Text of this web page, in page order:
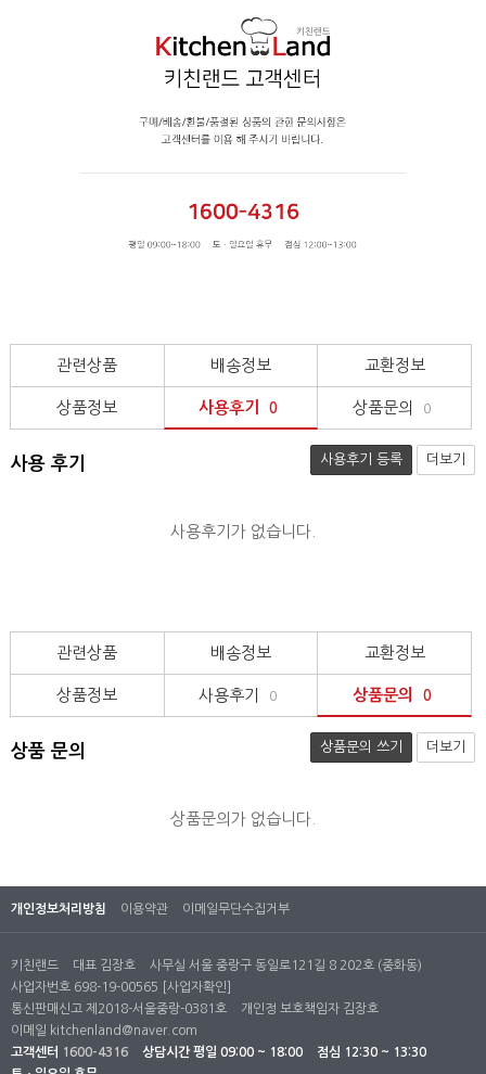
관련상품 배송정보 교환정보
상품정보 사용후기 0 상품문의 0
사용 후기 사용후기 등록 더보기
사용후기가 없습니다.
관련상품 배송정보 교환정보
상품정보 사용후기 0 상품문의 0
상품 문의 상품문의 쓰기 더보기
상품문의가 없습니다.
개인정보처리방침 이용약관 이메일무단수집거부
키친랜드 대표 김장호
사무실 서울 중랑구 동일로121길 8 202호 (중화동)
사업자번호 698-19-00565
[사업자확인]
통신판매신고 제2018-서울중랑-0381호
개인정 보호책임자 김장호
이메일 kitchenland@naver.com
고객센터 1600-4316 상담시간 평일 09:00 ~ 18:00
점심 12:30 ~ 13:30